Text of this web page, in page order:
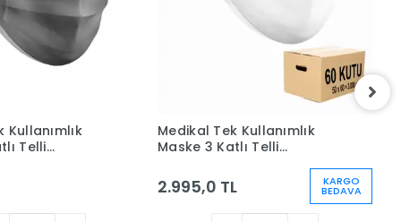
Kullanımlık
Telli
Medikal Tek Kullanımlık
Maske 3 Katlı Telli
x 60 Kutu - 1 Koli - Beyaz
2.995,0 TL KARGO
BEDAVA